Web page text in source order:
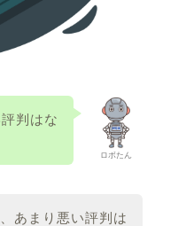
ロボたん
判はな
あまり悪い評判は